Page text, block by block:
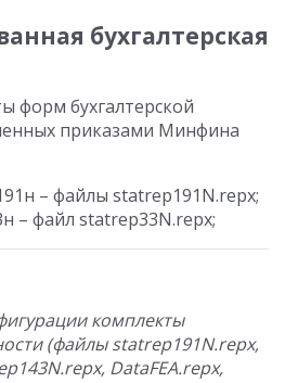
бухгалтерская
форм бухгалтерской
приказами Минфина
– файлы statrep191N.repx;
– файл statrep33N.repx;
комплекты
(файлы statrep191N.repx,
DataFEA.repx,